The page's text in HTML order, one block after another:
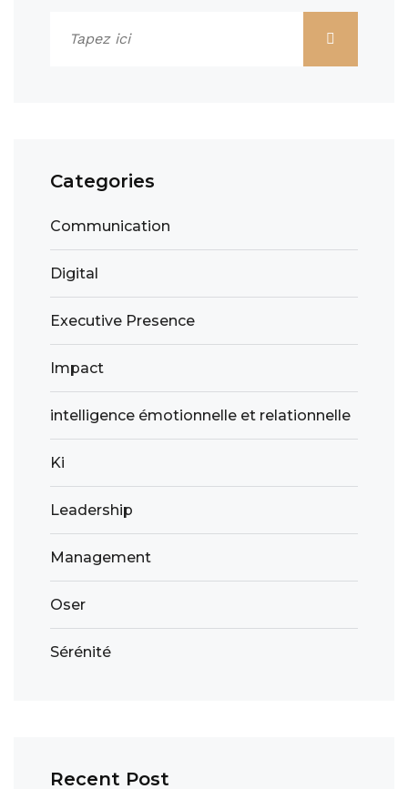
Categories
Communication
Digital
Executive Presence
Impact
intelligence émotionnelle et relationnelle
Ki
Leadership
Management
Oser
Sérénité
Recent Post